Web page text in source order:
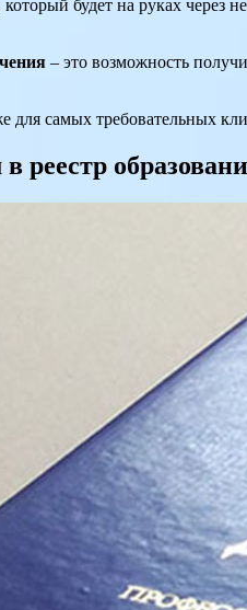
который будет на руках через
– это возможность
для самых требовательных
реестр